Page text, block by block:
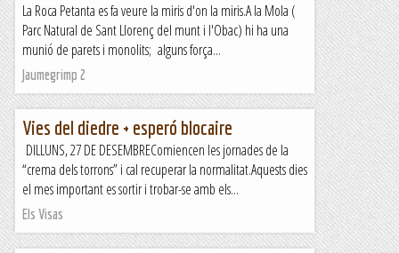
La Roca Petanta es fa veure la miris d'on la miris.A la Mola (
Parc Natural de Sant Llorenç del munt i l'Obac) hi ha una
munió de parets i monolits; alguns força...
Jaumegrimp 2
Vies del diedre + esperó blocaire
DILLUNS, 27 DE DESEMBREComiencen les jornades de la
“crema dels torrons” i cal recuperar la normalitat.Aquests dies
el mes important es sortir i trobar-se amb els...
Els Visas